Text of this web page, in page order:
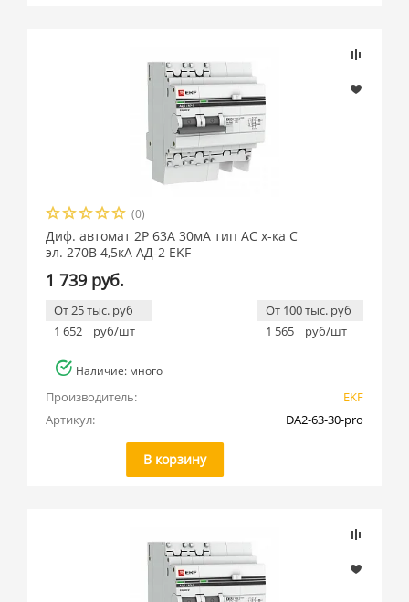
(0)
Диф. автомат 2Р 63А 30мА тип АС х-ка C
эл. 270В 4,5кА АД-2 EKF
1 739 руб.
От 25 тыс. руб
1 652
руб/шт
От 100 тыс. руб
1 565
руб/шт
Наличие: много
Производитель:
EKF
Артикул:
DA2-63-30-pro
В корзину